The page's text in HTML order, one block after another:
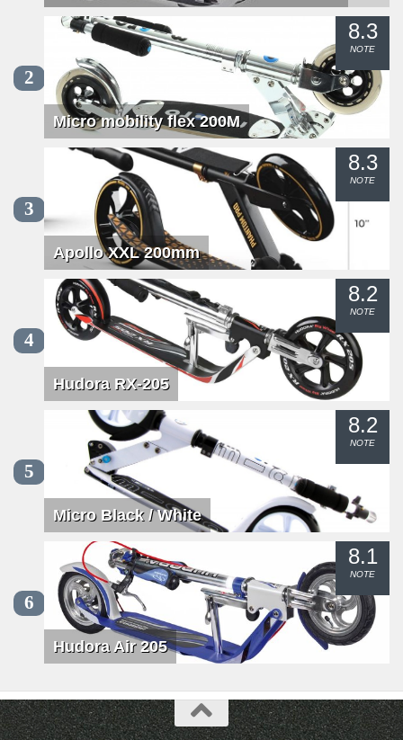
2
8.3
NOTE
Micro mobility flex 200M
3
8.3
NOTE
Apollo XXL 200mm
4
8.2
NOTE
Hudora RX-205
5
8.2
NOTE
Micro Black / White
6
8.1
NOTE
Hudora Air 205